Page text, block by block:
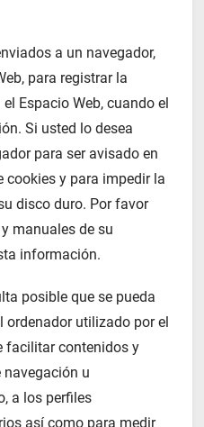
a un navegador,
para registrar la
Espacio Web, cuando el
Si usted lo desea
para ser avisado en
cookies y para impedir la
disco duro. Por favor
manuales de su
información.
posible que se pueda
ordenador utilizado por el
facilitar contenidos y
navegación u
a los perfiles
así como para medir